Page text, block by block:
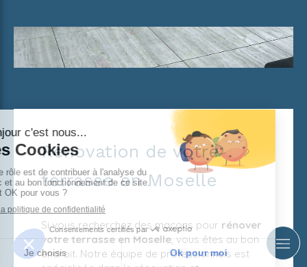
Rénovation de votre
terrasse en Moselle
Si vous recherchez des maçons pour rénover
votre terrasse en Moselle, vous êtes au bon
endroit. Notre équipe de professionnels est